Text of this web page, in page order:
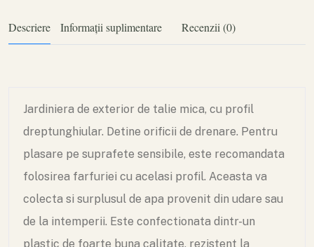
Descriere Informații suplimentare Recenzii (0)
Jardiniera de exterior de talie mica, cu profil
dreptunghiular. Detine orificii de drenare. Pentru
plasare pe suprafete sensibile, este recomandata
folosirea farfuriei cu acelasi profil. Aceasta va
colecta si surplusul de apa provenit din udare sau
de la intemperii. Este confectionata dintr-un
plastic de foarte buna calitate, rezistent la